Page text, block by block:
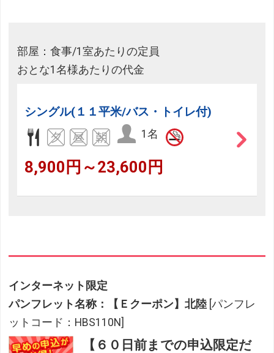
部屋：食事/1室あたりの定員
おとな1名様あたりの代金
シングル(１１平米/バス・トイレ付)
1名
8,900円～23,600円
インターネット限定
パンフレット名称：【Ｅクーポン】北陸 [パンフレ
ットコード：HBS110N]
【６０日前までの申込限定だ